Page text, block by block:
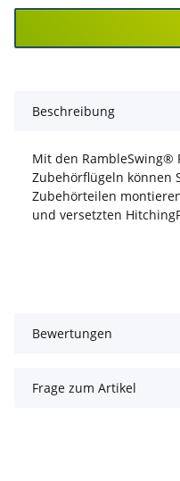
Beschreibung
Mit den RambleSwing®
Zubehörflügeln können
Zubehörteilen
und versetzten
Bewertungen
Frage zum Artikel